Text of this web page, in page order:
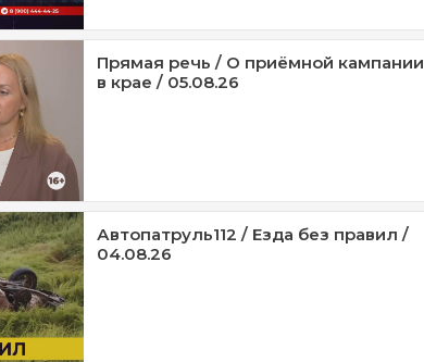
Прямая речь / О приёмной кампании
в крае / 05.08.26
Автопатруль112 / Езда без правил /
04.08.26